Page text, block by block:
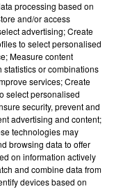
décor de l’émission
pour son...
processing based on
and/or access
advertising; Create
to select personalised
Measure content
or combinations
services; Create
select personalised
security, prevent and
advertising and content;
technologies may
browsing data to offer
on information actively
and combine data from
devices based on